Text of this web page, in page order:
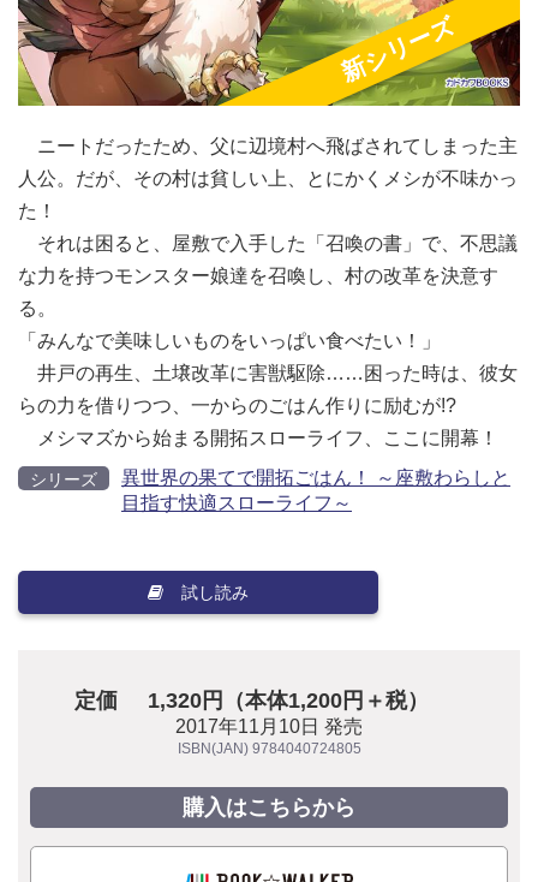
新シリーズ
ニートだったため、父に辺境村へ飛ばされてしまった主
人公。だが、その村は貧しい上、とにかくメシが不味かっ
た！
それは困ると、屋敷で入手した「召喚の書」で、不思議
な力を持つモンスター娘達を召喚し、村の改革を決意す
る。
「みんなで美味しいものをいっぱい食べたい！」
井戸の再生、土壌改革に害獣駆除……困った時は、彼女
らの力を借りつつ、一からのごはん作りに励むが!?
メシマズから始まる開拓スローライフ、ここに開幕！
シリーズ
異世界の果てで開拓ごはん！ ～座敷わらしと
目指す快適スローライフ～
試し読み
定価 1,320円（本体1,200円＋税）
2017年11月10日 発売
ISBN(JAN) 9784040724805
購入はこちらから